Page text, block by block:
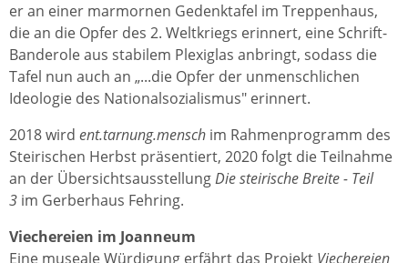
er an einer marmornen Gedenktafel im Treppenhaus,
die an die Opfer des 2. Weltkriegs erinnert, eine Schrift-
Banderole aus stabilem Plexiglas anbringt, sodass die
Tafel nun auch an „...die Opfer der unmenschlichen
Ideologie des Nationalsozialismus" erinnert.
2018 wird ent.tarnung.mensch im Rahmenprogramm des
Steirischen Herbst präsentiert, 2020 folgt die Teilnahme
an der ÜbersichtsausstellungDie steirische Breite - Teil
3 im Gerberhaus Fehring.
Viechereien im Joanneum
Eine museale Würdigung erfährt das Projekt Viechereien